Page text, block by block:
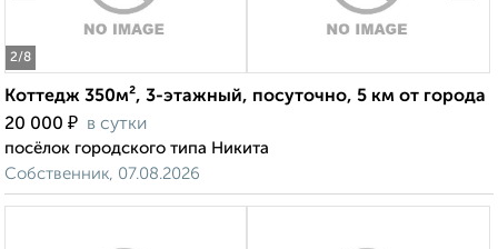
2/8
Коттедж 350м², 3-этажный, посуточно, 5 км от города
20 000 ₽ в сутки
посёлок городского типа Никита
Собственник, 07.08.2026